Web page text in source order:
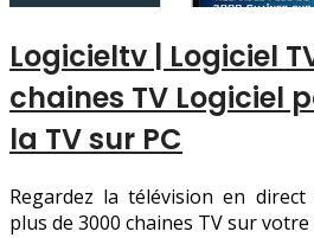
Logicieltv | Logiciel
chaines TV Logiciel
la TV sur PC
Regardez la télévision en
plus de 3000 chaines TV sur